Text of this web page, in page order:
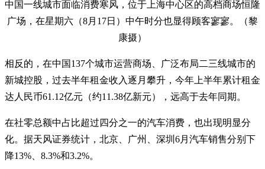
中国一线城市面临消费寒风，位于上海中心区的高档商场恒隆
广场，在星期六（8月17日）中午时分也显得顾客寥寥。（黎
康摄）
相反的，在中国137个城市运营商场、广泛布局二三线城市的
新城控股，过去半年租金收入逐月攀升，今年上半年累计租金
达人民币61.12亿元（约11.38亿新元），远高于去年同期。
在社零总额中占比超过四分之一的汽车消费，也出现明显分
化。据天风证券统计，北京、广州、深圳6月汽车销售分别下
降13%、8.3%和3.2%。